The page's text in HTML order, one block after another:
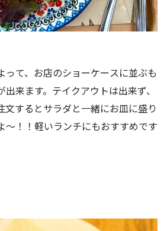
って、お店のショーケースに並ぶも
来ます。テイクアウトは出来ず、
文するとサラダと一緒にお皿に盛り
～！！軽いランチにもおすすめです